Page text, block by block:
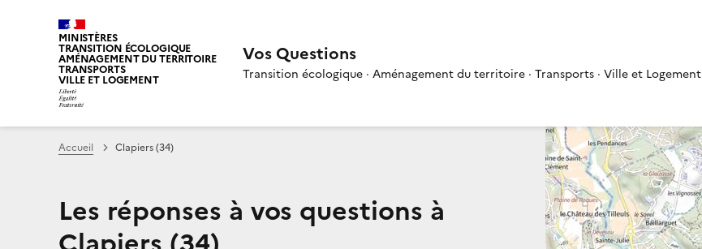
MINISTÈRES
TRANSITION ÉCOLOGIQUE
AMÉNAGEMENT DU TERRITOIRE
TRANSPORTS
VILLE ET LOGEMENT
Vos Questions
Transition écologique · Aménagement du territoire · Transports · Ville et Logement
Accueil Clapiers (34)
Les réponses à vos questions à